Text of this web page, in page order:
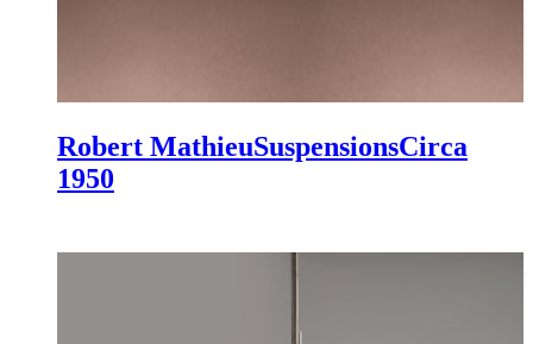
Robert MathieuSuspensionsCirca
1950